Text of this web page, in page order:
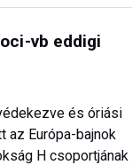
vb eddigi
és óriási
Európa-bajnok
H csoportjának